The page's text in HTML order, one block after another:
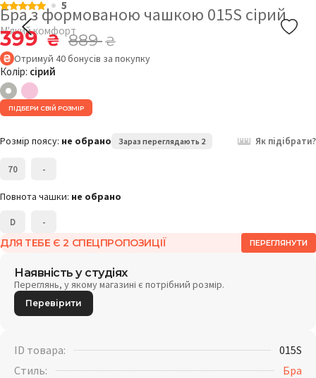
5
Бра з формованою чашкою 015S сірий
М'який комфорт
399₴ 889₴
Отримуй 40бонусів за покупку
Колір: сірий
ПІДБЕРИ СВІЙ РОЗМІР
Розмір поясу: не обрано Зараз переглядають 2 Як підібрати?
70 -
Повнота чашки: не обрано
D -
ДЛЯ ТЕБЕ Є 2 СПЕЦПРОПОЗИЦІЇ ПЕРЕГЛЯНУТИ
Наявність у студіях
Переглянь, у якому магазині є потрібний розмір.
Перевірити
ID товара:
015S
Стиль:
Бра